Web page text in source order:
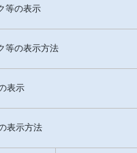
等の表示
等の表示方法
表示
表示方法